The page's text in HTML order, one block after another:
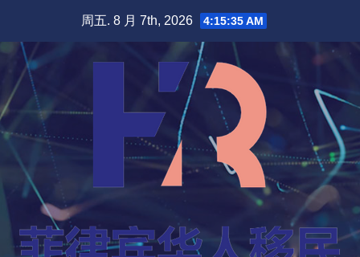
周五. 8 月 7th, 2026 4:15:36 AM